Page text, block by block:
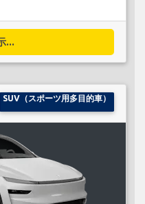
...
SUV（スポーツ用多目的車）